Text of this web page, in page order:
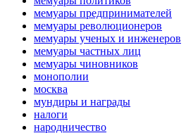
мемуары предпринимателей
мемуары революционеров
мемуары ученых и инженеров
мемуары частных лиц
мемуары чиновников
монополии
москва
мундиры и награды
налоги
народничество